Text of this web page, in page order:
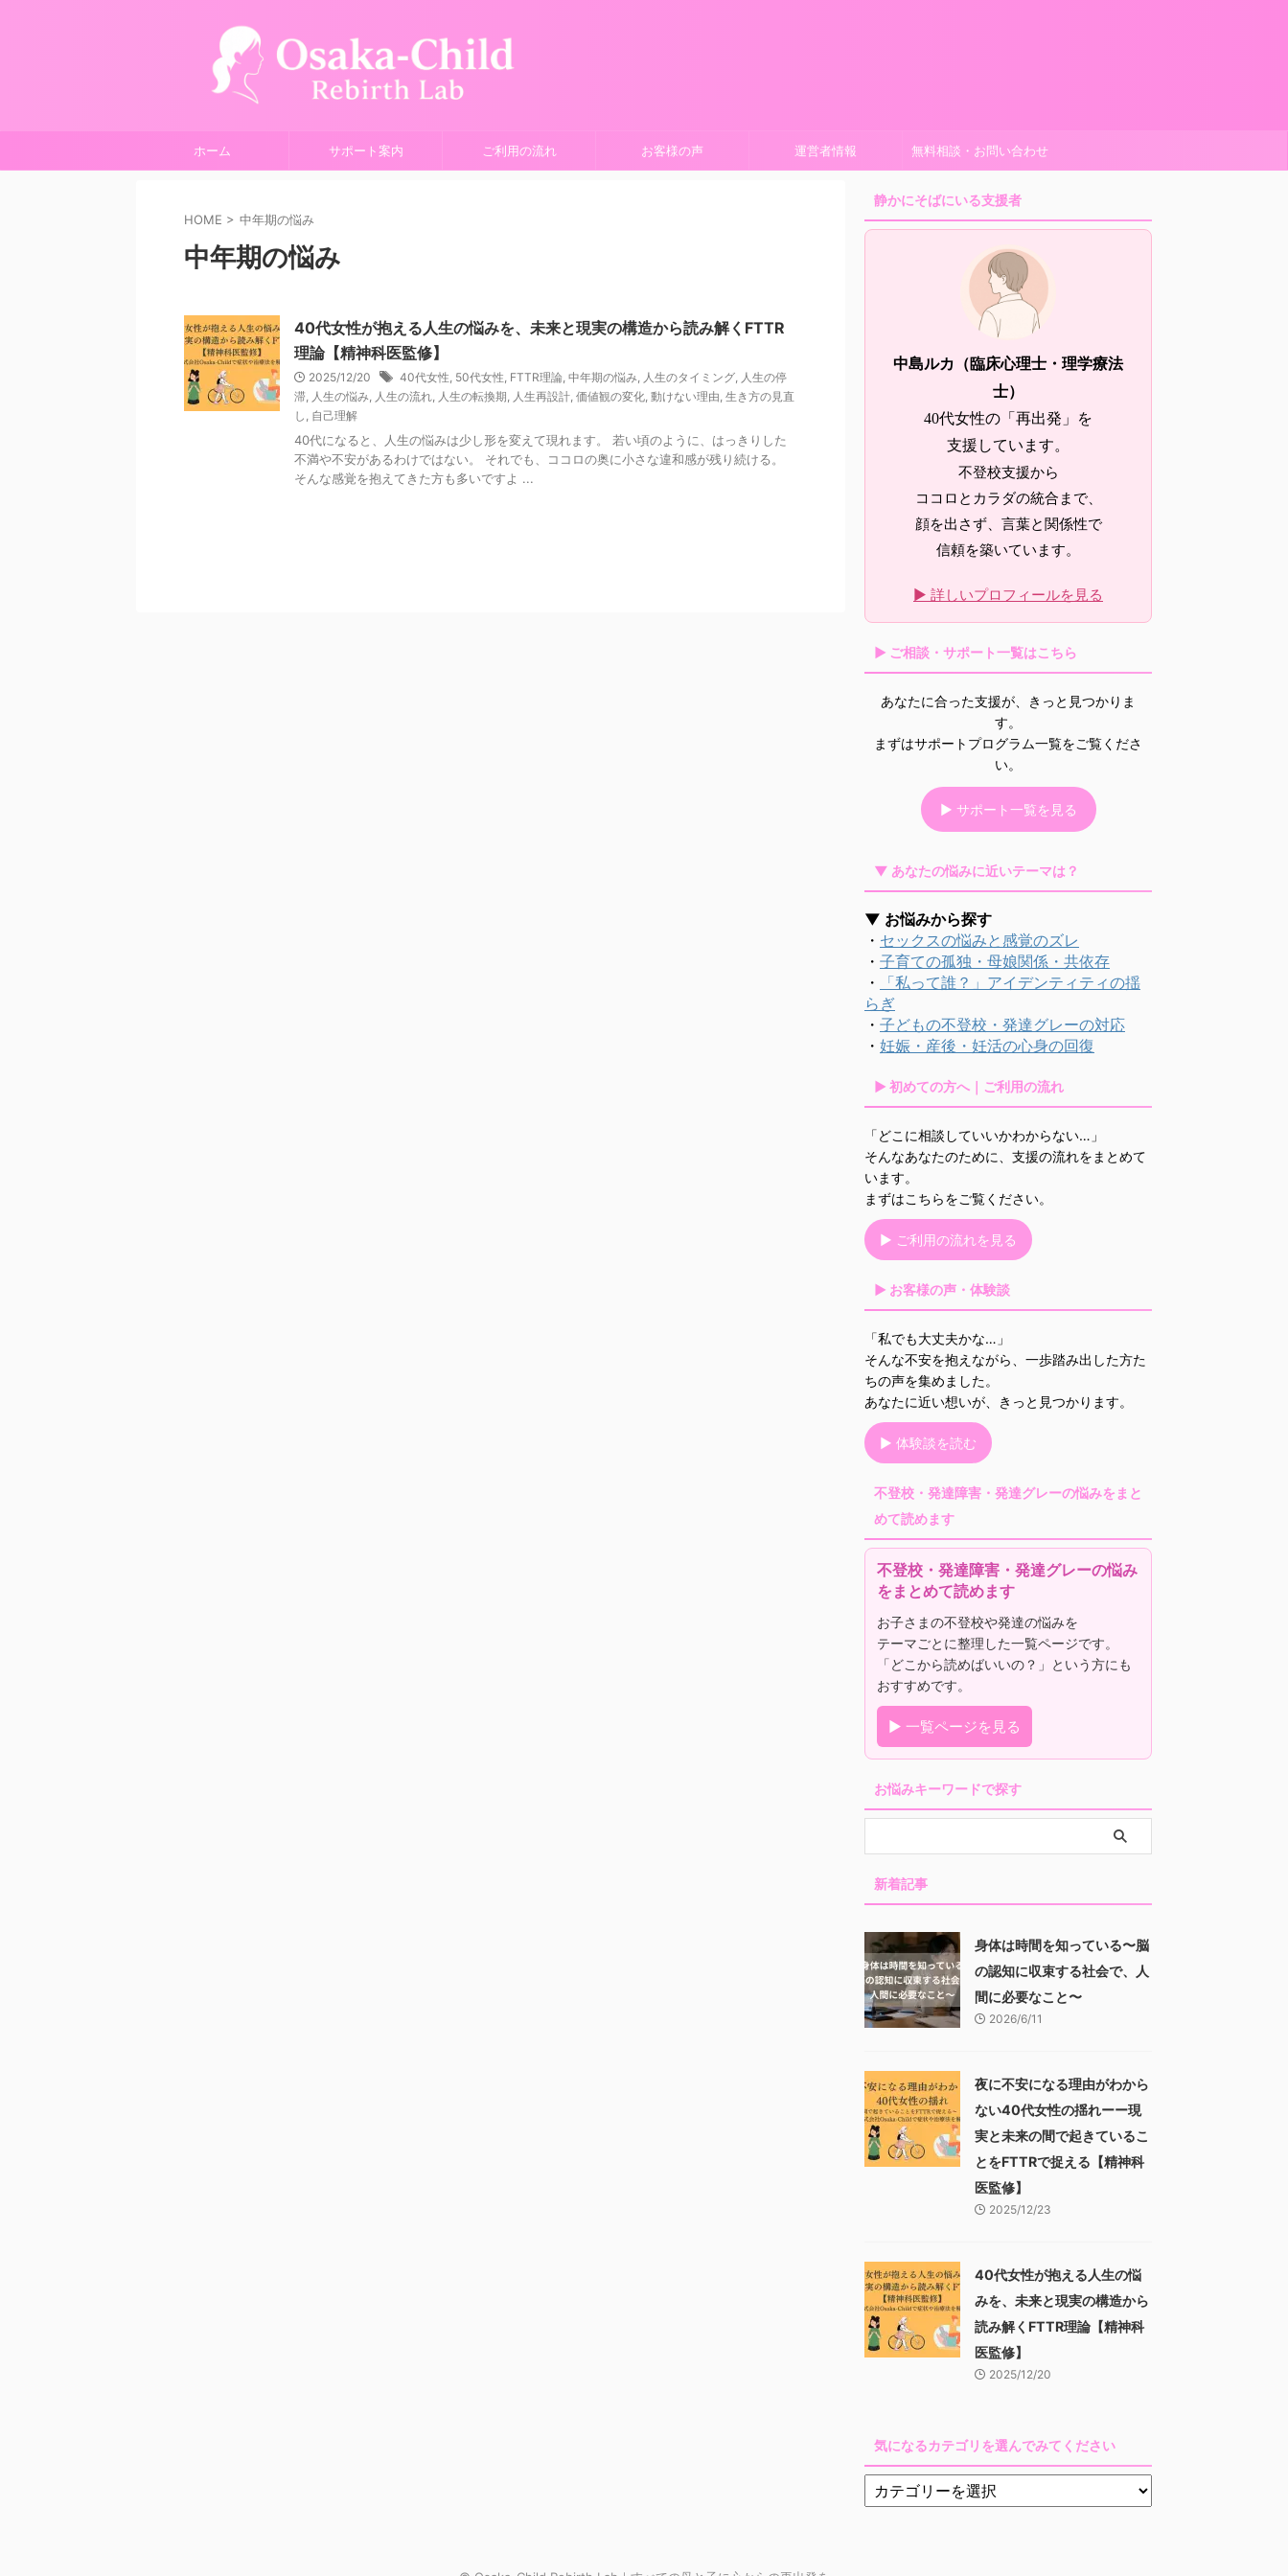
ホーム サポート案内 ご利用の流れ お客様の声 運営者情報 無料相談・お問い合わせ
HOME > 中年期の悩み
中年期の悩み
40代女性が抱える人生の悩みを、未来と現実の構造から読み解くFTTR
理論【精神科医監修】
2025/12/20 40代女性, 50代女性, FTTR理論, 中年期の悩み, 人生のタイミング, 人生の停
滞, 人生の悩み, 人生の流れ, 人生の転換期, 人生再設計, 価値観の変化, 動けない理由, 生き方の見直
し , 自己理解
40代になると、人生の悩みは少し形を変えて現れます。 若い頃のように、はっきりした
不満や不安があるわけではない。 それでも、ココロの奥に小さな違和感が残り続ける。
そんな感覚を抱えてきた方も多いですよ ...
静かにそばにいる支援者
中島ルカ（臨床心理士・理学療法
士）
40代女性の「再出発」を
支援しています。
不登校支援から
ココロとカラダの統合まで、
顔を出さず、言葉と関係性で
信頼を築いています。
▶ 詳しいプロフィールを見る
▶ ご相談・サポート一覧はこちら
あなたに合った支援が、きっと見つかりま
す。
まずはサポートプログラム一覧をご覧くださ
い。
▶ サポート一覧を見る
▼ あなたの悩みに近いテーマは？
▼ お悩みから探す
・ セックスの悩みと感覚のズレ
・ 子育ての孤独・母娘関係・共依存
・
「私って誰？」アイデンティティの揺
らぎ
・ 子どもの不登校・発達グレーの対応
・ 妊娠・産後・妊活の心身の回復
▶ 初めての方へ｜ご利用の流れ
「どこに相談していいかわからない…」
そんなあなたのために、支援の流れをまとめて
います。
まずはこちらをご覧ください。
▶ ご利用の流れを見る
▶ お客様の声・体験談
「私でも大丈夫かな…」
そんな不安を抱えながら、一歩踏み出した方た
ちの声を集めました。
あなたに近い想いが、きっと見つかります。
▶ 体験談を読む
不登校・発達障害・発達グレーの悩みをまと
めて読めます
不登校・発達障害・発達グレーの悩み
をまとめて読めます
お子さまの不登校や発達の悩みを
テーマごとに整理した一覧ページです。
「どこから読めばいいの？」という方にも
おすすめです。
▶ 一覧ページを見る
お悩みキーワードで探す
新着記事
身体は時間を知っている〜脳
の認知に収束する社会で、人
間に必要なこと〜
2026/6/11
夜に不安になる理由がわから
ない40代女性の揺れーー現
実と未来の間で起きているこ
とをFTTRで捉える【精神科
医監修】
2025/12/23
40代女性が抱える人生の悩
みを、未来と現実の構造から
読み解くFTTR理論【精神科
医監修】
2025/12/20
気になるカテゴリを選んでみてください